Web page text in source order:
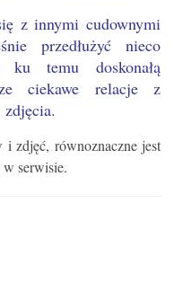
z innymi cudownymi
przedłużyć nieco
temu doskonałą
ciekawe relacje z
i zdjęć, równoznaczne jest
serwisie.